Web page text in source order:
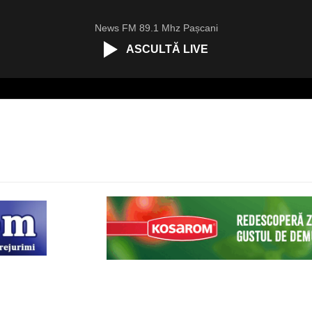
News FM 89.1 Mhz Pașcani
ASCULTĂ LIVE